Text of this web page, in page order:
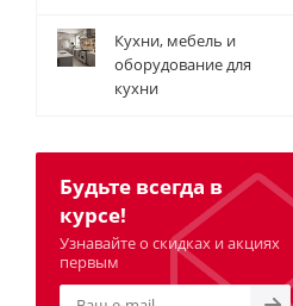
Кухни, мебель и
оборудование для
кухни
Будьте всегда в
курсе!
Узнавайте о скидках и акциях
первым